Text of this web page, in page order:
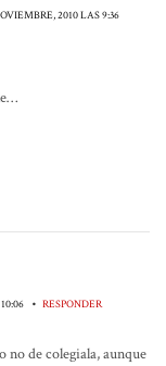
2010 LAS 9:36
• RESPONDER
no de colegiala, aunque